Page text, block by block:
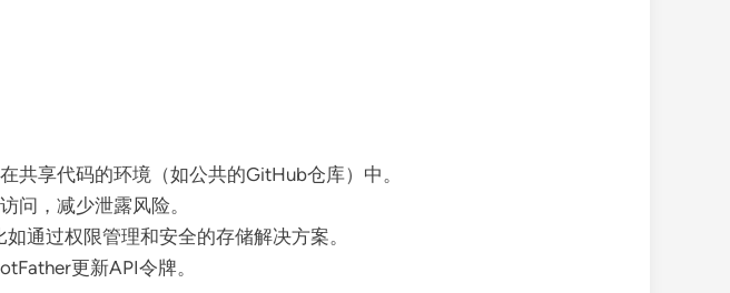
共享代码的环境（如公共的GitHub仓库）中。
问，减少泄露风险。
通过权限管理和安全的存储解决方案。
更新API令牌。